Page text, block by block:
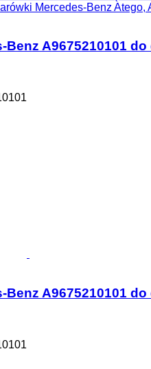
Mercedes-Benz Atego,
Benz A9675210101
Benz A9675210101